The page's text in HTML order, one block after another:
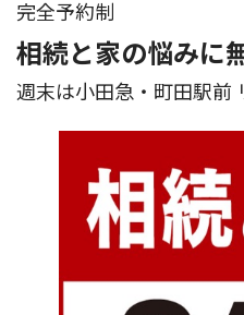
完全予約制
相続と家の悩みに
週末は小田急・町田駅前